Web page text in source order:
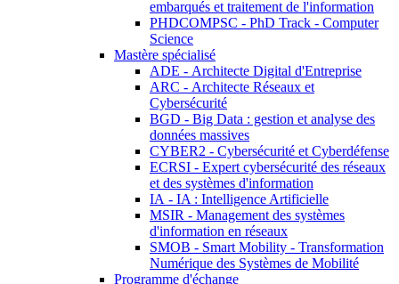
embarqués et traitement de l'information
PHDCOMPSC - PhD Track - Computer
Science
Mastère spécialisé
ADE - Architecte Digital d'Entreprise
ARC - Architecte Réseaux et
Cybersécurité
BGD - Big Data : gestion et analyse des
données massives
CYBER2 - Cybersécurité et Cyberdéfense
ECRSI - Expert cybersécurité des réseaux
et des systèmes d'information
IA - IA : Intelligence Artificielle
MSIR - Management des systèmes
d'information en réseaux
SMOB - Smart Mobility - Transformation
Numérique des Systèmes de Mobilité
Programme d'échange